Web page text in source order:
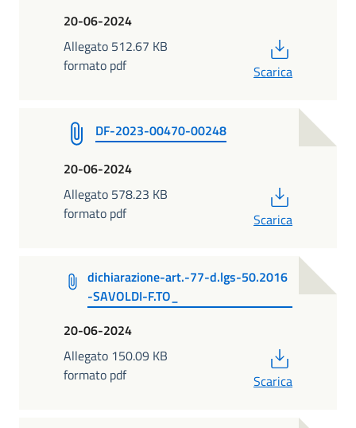
20-06-2024
Allegato 512.67 KB
formato pdf
Scarica
DF-2023-00470-00248
20-06-2024
Allegato 578.23 KB
formato pdf
Scarica
dichiarazione-art.-77-d.lgs-50.2016
-SAVOLDI-F.TO_
20-06-2024
Allegato 150.09 KB
formato pdf
Scarica